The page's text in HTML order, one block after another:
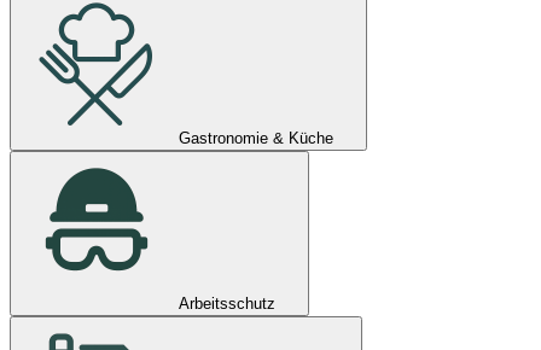
Gastronomie & Küche
Arbeitsschutz